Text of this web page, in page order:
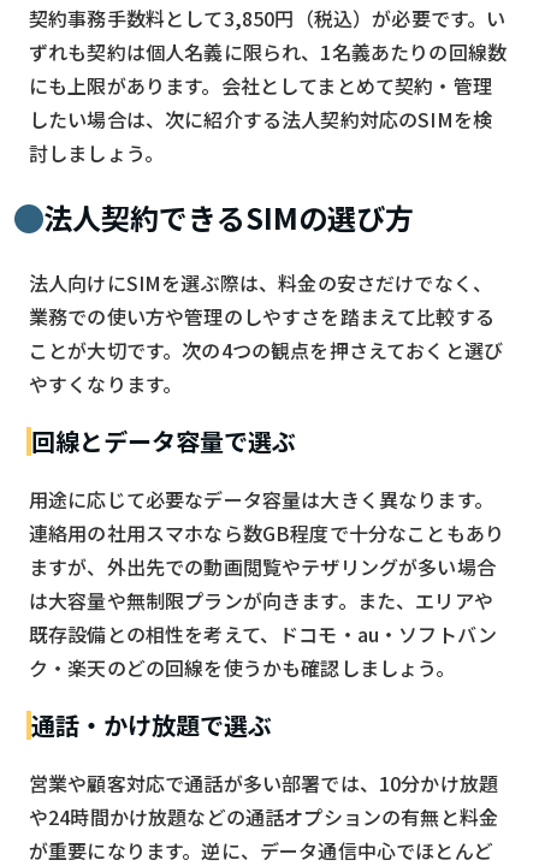
契約事務手数料として3,850円（税込）が必要です。い
ずれも契約は個人名義に限られ、1名義あたりの回線数
にも上限があります。会社としてまとめて契約・管理
したい場合は、次に紹介する法人契約対応のSIMを検
討しましょう。
法人契約できるSIMの選び方
法人向けにSIMを選ぶ際は、料金の安さだけでなく、
業務での使い方や管理のしやすさを踏まえて比較する
ことが大切です。次の4つの観点を押さえておくと選び
やすくなります。
回線とデータ容量で選ぶ
用途に応じて必要なデータ容量は大きく異なります。
連絡用の社用スマホなら数GB程度で十分なこともあり
ますが、外出先での動画閲覧やテザリングが多い場合
は大容量や無制限プランが向きます。また、エリアや
既存設備との相性を考えて、ドコモ・au・ソフトバン
ク・楽天のどの回線を使うかも確認しましょう。
通話・かけ放題で選ぶ
営業や顧客対応で通話が多い部署では、10分かけ放題
や24時間かけ放題などの通話オプションの有無と料金
が重要になります。逆に、データ通信中心でほとんど